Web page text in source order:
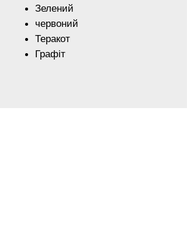
Зелений
червоний
Теракот
Графіт